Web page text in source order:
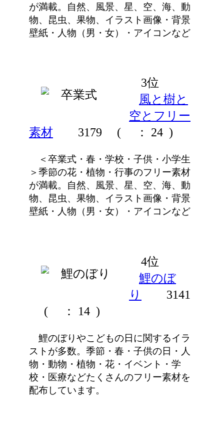
が満載。自然、風景、星、空、海、動
物、昆虫、果物、イラスト画像・背景
壁紙・人物（男・女）・アイコンなど
3位
風と樹と
空とフリー
素材
3179 ( ： 24 )
＜卒業式・春・学校・子供・小学生
＞季節の花・植物・行事のフリー素材
が満載。自然、風景、星、空、海、動
物、昆虫、果物、イラスト画像・背景
壁紙・人物（男・女）・アイコンなど
4位
鯉のぼ
り
3141
(
： 14 )
鯉のぼりやこどもの日に関するイラ
ストが多数。季節・春・子供の日・人
物・動物・植物・花・イベント・学
校・医療などたくさんのフリー素材を
配布しています。